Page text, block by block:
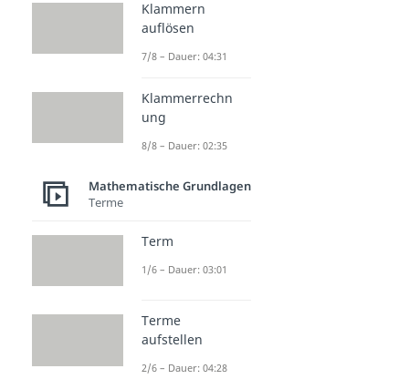
Klammern
auflösen
7/8 – Dauer: 04:31
Klammerrechn
ung
8/8 – Dauer: 02:35
Mathematische Grundlagen
Terme
Term
1/6 – Dauer: 03:01
Terme
aufstellen
2/6 – Dauer: 04:28